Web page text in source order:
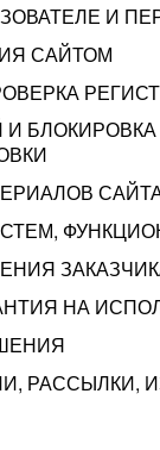
И
САЙТОМ
НА
РАССЫЛКИ,